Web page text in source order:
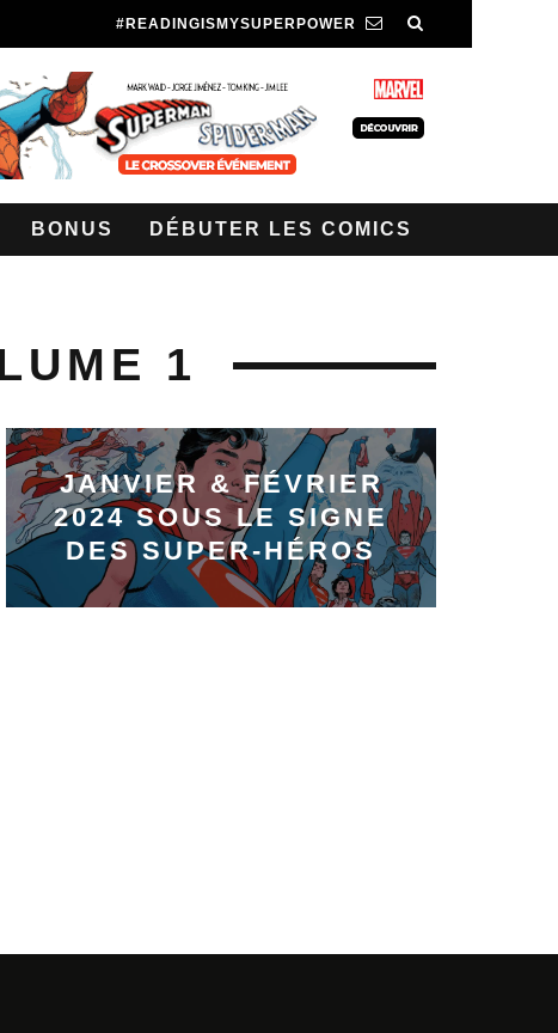
#READINGISMYSUPERPOWER
BONUS DÉBUTER LES COMICS
1
JANVIER & FÉVRIER
2024 SOUS LE SIGNE
DES SUPER-HÉROS